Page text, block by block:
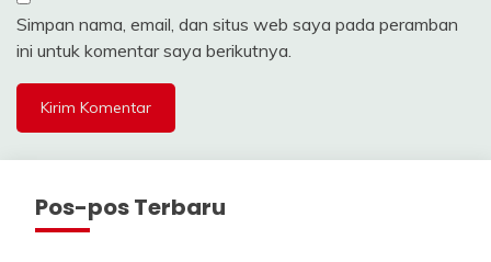
Simpan nama, email, dan situs web saya pada peramban
ini untuk komentar saya berikutnya.
Pos-pos Terbaru